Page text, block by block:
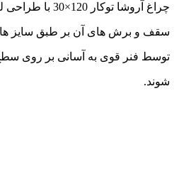
چراغ آروشا توکار
سقف و برش های آن بر طبق سایز های
توسط فنر قوی به آسانی بر روی
شوند.